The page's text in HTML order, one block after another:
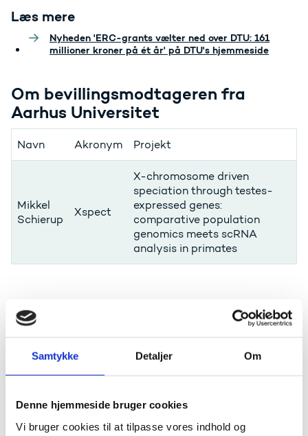
Samtykke Detaljer Om
Denne hjemmeside bruger cookies
Vi bruger cookies til at tilpasse vores indhold og
Læs mere
Nyheden 'ERC-grants vælter ned over DTU: 161
millioner kroner på ét år' på DTU's hjemmeside
Om bevillingsmodtageren fra
Aarhus Universitet
Navn Akronym Projekt
Mikkel
Schierup
Xspect
X-chromosome driven
speciation through testes-
expressed genes:
comparative population
genomics meets scRNA
analysis in primates
Læs mere
Nyheden '18,6 mio. kr. til forskning i artsdannelse' på
Copenhagen Business School